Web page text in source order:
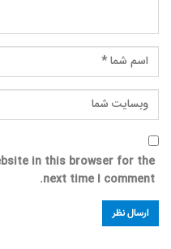
in this browser for the
next time I comment.